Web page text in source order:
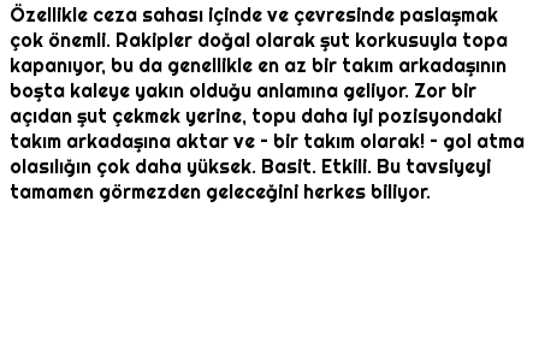
Özellikle ceza sahası içinde ve çevresinde paslaşmak
çok önemli. Rakipler doğal olarak şut korkusuyla topa
kapanıyor, bu da genellikle en az bir takım arkadaşının
boşta kaleye yakın olduğu anlamına geliyor. Zor bir
açıdan şut çekmek yerine, topu daha iyi pozisyondaki
takım arkadaşına aktar ve – bir takım olarak! – gol atma
olasılığın çok daha yüksek. Basit. Etkili. Bu tavsiyeyi
tamamen görmezden geleceğini herkes biliyor.